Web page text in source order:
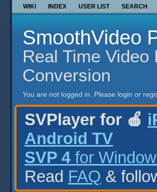
WIKI INDEX USER LIST SEARCH
SmoothVideo
Real Time Video
Conversion
You are not logged in. Please login or
SVPlayer for 🍎
Android TV
SVP 4 for
Read FAQ &